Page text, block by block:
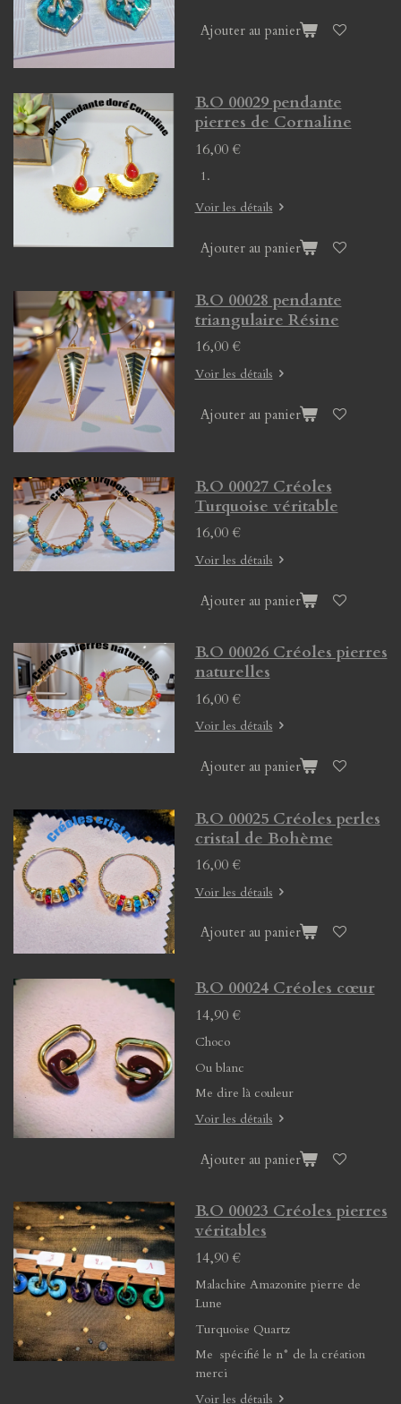
Ajouter au panier
B.O 00029 pendante
pierres de Cornaline
16,00 €
Voir les détails
Ajouter au panier
B.O 00028 pendante
triangulaire Résine
16,00 €
Voir les détails
Ajouter au panier
B.O 00027 Créoles
Turquoise véritable
16,00 €
Voir les détails
Ajouter au panier
B.O 00026 Créoles pierres
naturelles
16,00 €
Voir les détails
Ajouter au panier
B.O 00025 Créoles perles
cristal de Bohème
16,00 €
Voir les détails
Ajouter au panier
B.O 00024 Créoles cœur
14,90 €
Choco
Ou blanc
Me dire là couleur
Voir les détails
Ajouter au panier
B.O 00023 Créoles pierres
véritables
14,90 €
Malachite Amazonite pierre de
Lune
Turquoise Quartz
Me spécifié le n° de la création
merci
Voir les détails